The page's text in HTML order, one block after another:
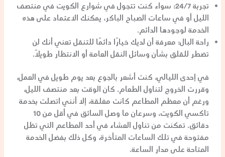
تجربة 24/7:
سواء كنت تتجول في شوارع الكويت في منتصف
الليل أو في ساعات الصباح الباكر، يمكنك الاعتماد على هذه
الخدمة لوجودها الدائم.
راحة البال: معرفة أن لديك خيارًا دائمًا للتنقل تعني أنك لن
تضطر للقلق بشأن وسائل النقل العامة أو الانتظار طويلًا.
في إحدى الليالي، كنت أشعر بالجوع بعد يوم طويل في العمل،
وقررت الخروج لتناول الطعام. كان الوقت بعد منتصف الليل،
ورغم أن معظم المطاعم كانت مغلقة، إلا أنني اتصلت بخدمة
تاكسي الكويت، وسرعان ما وصل السائق في أقل من 10
دقائق. تمكنت من تناول العشاء في أحد المطاعم التي تظل
مفتوحة في تلك الساعات المتأخرة، وكل ذلك بفضل الخدمة
المتاحة على مدار الساعة.